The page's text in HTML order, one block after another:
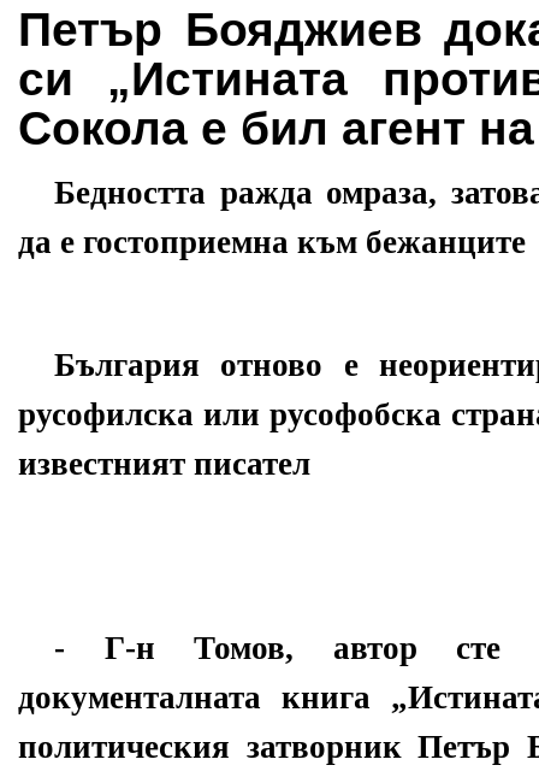
Петър Бояджиев
си „Истината
Сокола е бил агент
Бедността ражда омраза,
да е гостоприемна към бежанците
България отново е
русофилска или русофобска
известният писател
- Г-н Томов, автор сте
документалната книга
политическия затворник Петър